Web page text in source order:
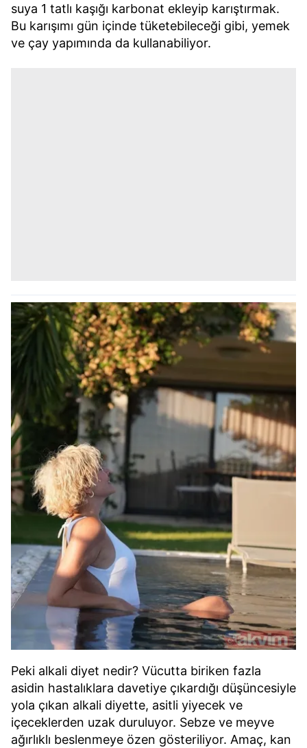
suya 1 tatlı kaşığı karbonat ekleyip karıştırmak.
Bu karışımı gün içinde tüketebileceği gibi, yemek
ve çay yapımında da kullanabiliyor.
Peki alkali diyet nedir? Vücutta biriken fazla
asidin hastalıklara davetiye çıkardığı düşüncesiyle
yola çıkan alkali diyette, asitli yiyecek ve
içeceklerden uzak duruluyor. Sebze ve meyve
ağırlıklı beslenmeye özen gösteriliyor. Amaç, kan